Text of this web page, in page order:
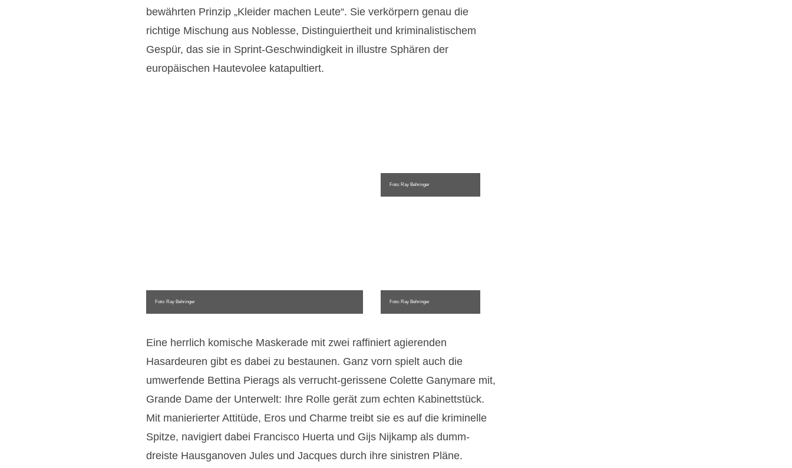
bewährten Prinzip „Kleider machen Leute“. Sie verkörpern genau die
richtige Mischung aus Noblesse, Distinguiertheit und kriminalistischem
Gespür, das sie in Sprint-Geschwindigkeit in illustre Sphären der
europäischen Hautevolee katapultiert.
Foto: Ray Behringer
Foto: Ray Behringer
Foto: Ray Behringer
Eine herrlich komische Maskerade mit zwei raffiniert agierenden
Hasardeuren gibt es dabei zu bestaunen. Ganz vorn spielt auch die
umwerfende Bettina Pierags als verrucht-gerissene Colette Ganymare mit,
Grande Dame der Unterwelt: Ihre Rolle gerät zum echten Kabinettstück.
Mit manierierter Attitüde, Eros und Charme treibt sie es auf die kriminelle
Spitze, navigiert dabei Francisco Huerta und Gijs Nijkamp als dumm-
dreiste Hausganoven Jules und Jacques durch ihre sinistren Pläne.